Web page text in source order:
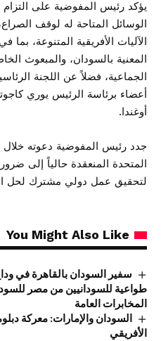
يؤكد رئيس المفوضية على التزام
الوسائل المتاحة له لوقف
الآليات الأفريقية المتنوعة،
المعنية بالسودان، والمبعوث
الجماعية، فضلاً عن اللجنة
أعضاء برئاسة الرئيس يوري
أوغندا.
جدد رئيس المفوضية دعوته خلال
المتحدة المنعقدة حالياً إلى
لتحقيق عمل دولي مشترك لحل
You Might Also Like
سفير السودان بالقاهرة في
طواعية للسودانيين من مصر
المخابرات العامة
السودان والإمارات: معركة
الأفريقي